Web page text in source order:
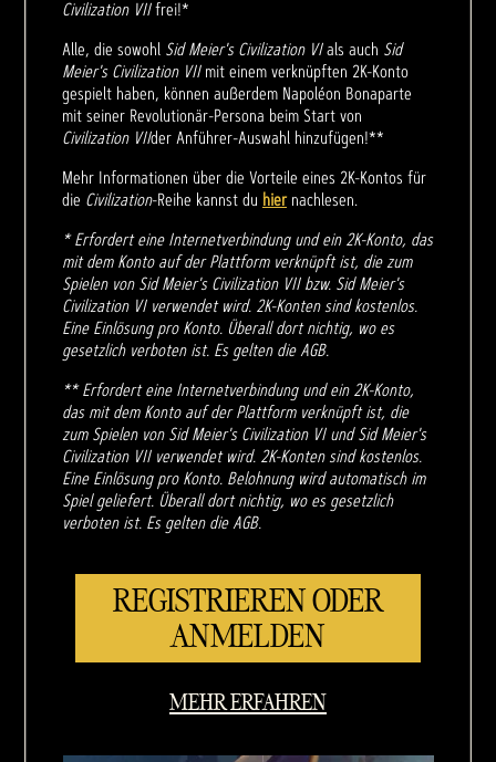
Civilization VIIfrei!*
Alle, die sowohl Sid Meier's Civilization VIals auch Sid
Meier's Civilization VIImit einem verknüpften 2K-Konto
gespielt haben, können außerdem Napoléon Bonaparte
mit seiner Revolutionär-Persona beim Start von
Civilization VIIder Anführer-Auswahl hinzufügen!**
Mehr Informationen über die Vorteile eines 2K-Kontos für
die Civilization-Reihe kannst du hiernachlesen.
* Erfordert eine Internetverbindung und ein 2K-Konto, das
mit dem Konto auf der Plattform verknüpft ist, die zum
Spielen von Sid Meier's Civilization VII bzw. Sid Meier's
Civilization VI verwendet wird. 2K-Konten sind kostenlos.
Eine Einlösung pro Konto. Überall dort nichtig, wo es
gesetzlich verboten ist. Es gelten die AGB.
** Erfordert eine Internetverbindung und ein 2K-Konto,
das mit dem Konto auf der Plattform verknüpft ist, die
zum Spielen von Sid Meier's Civilization VI und Sid Meier's
Civilization VII verwendet wird. 2K-Konten sind kostenlos.
Eine Einlösung pro Konto. Belohnung wird automatisch im
Spiel geliefert. Überall dort nichtig, wo es gesetzlich
verboten ist. Es gelten die AGB.
REGISTRIEREN ODER
ANMELDEN
MEHR ERFAHREN